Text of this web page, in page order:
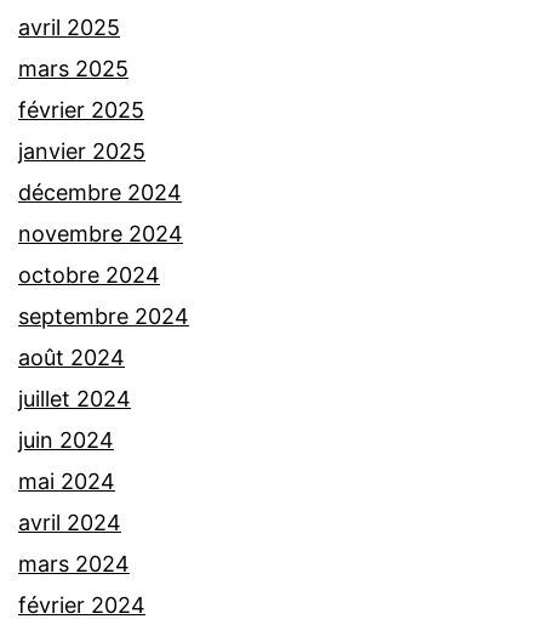
avril 2025
mars 2025
février 2025
janvier 2025
décembre 2024
novembre 2024
octobre 2024
septembre 2024
août 2024
juillet 2024
juin 2024
mai 2024
avril 2024
mars 2024
février 2024